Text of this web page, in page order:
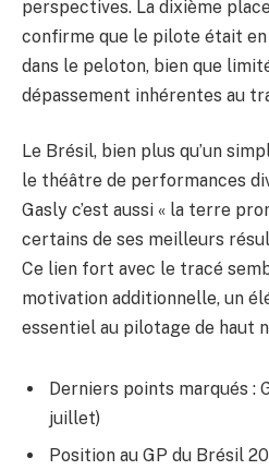
perspectives. La dixième
confirme que le pilote était
dans le peloton, bien que
dépassement inhérentes au
Le Brésil, bien plus qu’un
le théâtre de performances
Gasly c’est aussi « la terre
certains de ses meilleurs
Ce lien fort avec le tracé
motivation additionnelle, un
essentiel au pilotage de haut
Derniers points marqués :
juillet)
Position au GP du Brésil